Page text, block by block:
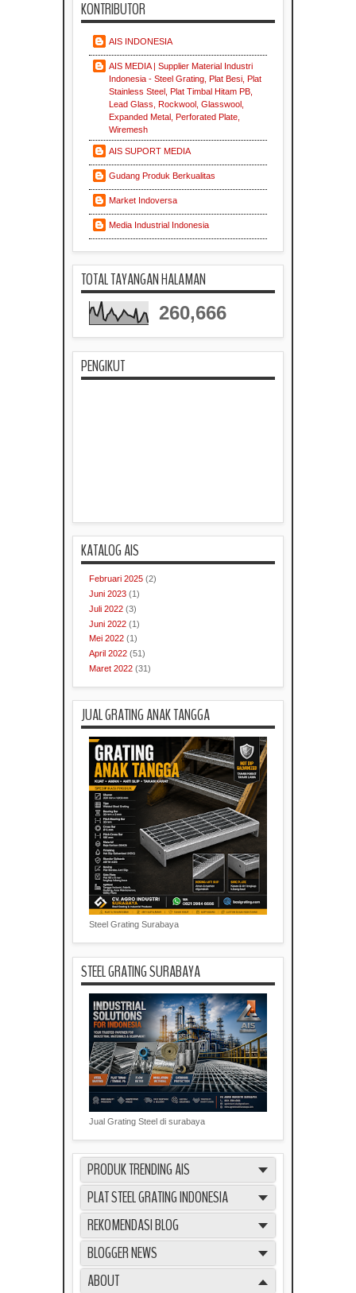
KONTRIBUTOR
AIS INDONESIA
AIS MEDIA | Supplier Material Industri
Indonesia - Steel Grating, Plat Besi, Plat
Stainless Steel, Plat Timbal Hitam PB,
Lead Glass, Rockwool, Glasswool,
Expanded Metal, Perforated Plate,
Wiremesh
AIS SUPORT MEDIA
Gudang Produk Berkualitas
Market Indoversa
Media Industrial Indonesia
TOTAL TAYANGAN HALAMAN
260,666
PENGIKUT
KATALOG AIS
Februari 2025 (2)
Juni 2023 (1)
Juli 2022 (3)
Juni 2022 (1)
Mei 2022 (1)
April 2022 (51)
Maret 2022 (31)
JUAL GRATING ANAK TANGGA
Steel Grating Surabaya
STEEL GRATING SURABAYA
Jual Grating Steel di surabaya
PRODUK TRENDING AIS
PLAT STEEL GRATING INDONESIA
REKOMENDASI BLOG
BLOGGER NEWS
ABOUT